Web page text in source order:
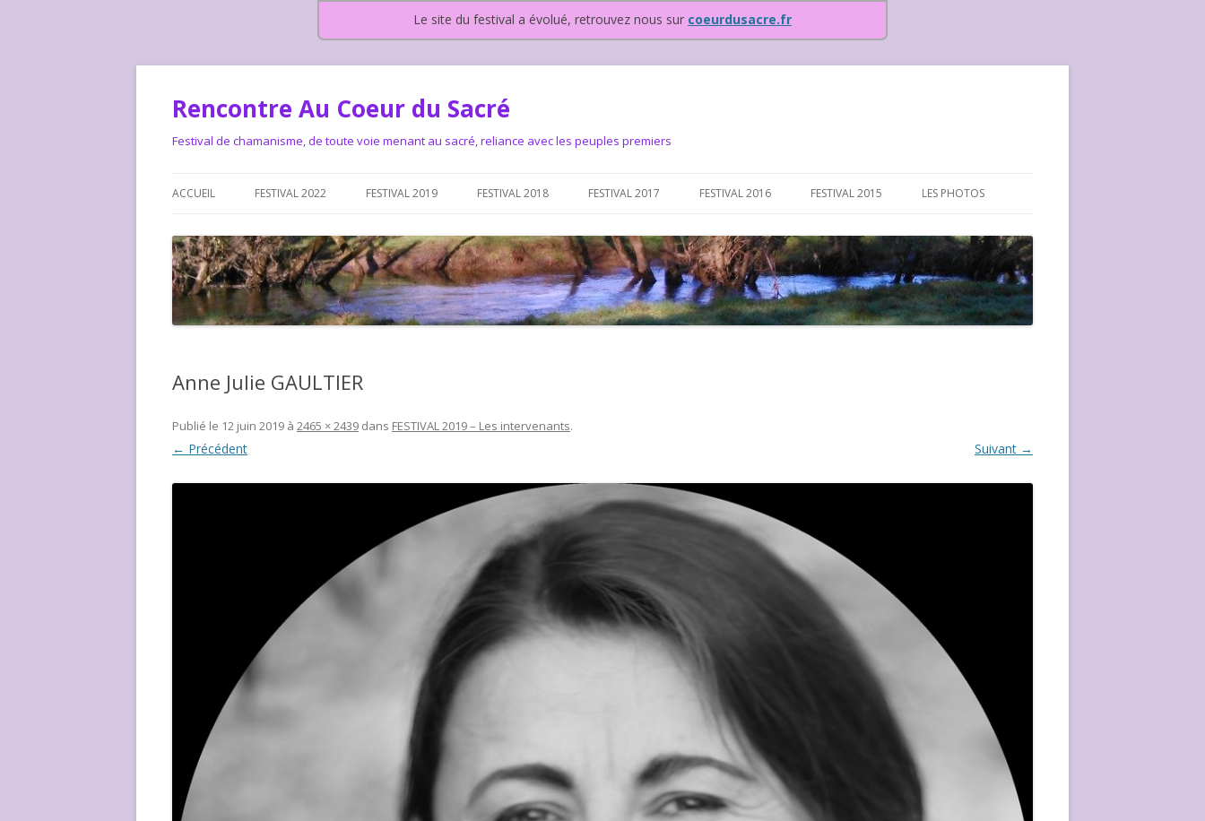
Le site du festival a évolué, retrouvez nous sur coeurdusacre.fr
Rencontre Au Coeur du Sacré
Festival de chamanisme, de toute voie menant au sacré, reliance avec les peuples premiers
ACCUEIL
LA CHARTE DU FESTIVAL
LE FESTIVAL DEPUIS 2015 – QUI
SOMMES-NOUS ?
LE FESTIVAL DEPUIS 2015…OU
ALLONS-NOUS ?
COMMENT FONCTIONNONS
FESTIVAL 2022 FESTIVAL 2019 FESTIVAL 2018 FESTIVAL 2017 FESTIVAL 2016 FESTIVAL 2015 LES PHOTOS
FESTIVAL 2016-PHOTOS
FESTIVAL 2017-PHOTOS ET
VIDÉOS
Anne Julie GAULTIER
Publié le 12 juin 2019 à 2465 × 2439 dans FESTIVAL 2019 – Les intervenants.
← Précédent Suivant →